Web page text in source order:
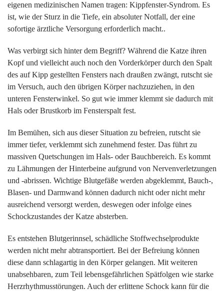
eigenen medizinischen Namen tragen: Kippfenster-Syndrom. Es
ist, wie der Sturz in die Tiefe, ein absoluter Notfall, der eine
sofortige ärztliche Versorgung erforderlich macht..
Was verbirgt sich hinter dem Begriff? Während die Katze ihren
Kopf und vielleicht auch noch den Vorderkörper durch den Spalt
des auf Kipp gestellten Fensters nach draußen zwängt, rutscht sie
im Versuch, auch den übrigen Körper nachzuziehen, in den
unteren Fensterwinkel. So gut wie immer klemmt sie dadurch mit
Hals oder Brustkorb im Fensterspalt fest.
Im Bemühen, sich aus dieser Situation zu befreien, rutscht sie
immer tiefer, verklemmt sich zunehmend fester. Das führt zu
massiven Quetschungen im Hals- oder Bauchbereich. Es kommt
zu Lähmungen der Hinterbeine aufgrund von Nervenverletzungen
und -abrissen. Wichtige Blutgefäße werden abgeklemmt, Bauch-,
Blasen- und Darmwand können dadurch nicht oder nicht mehr
ausreichend versorgt werden, deswegen oder infolge eines
Schockzustandes der Katze absterben.
Es entstehen Blutgerinnsel, schädliche Stoffwechselprodukte
werden nicht mehr abtransportiert. Bei der Befreiung können
diese dann schlagartig in den Körper gelangen. Mit weiteren
unabsehbaren, zum Teil lebensgefährlichen Spätfolgen wie starke
Herzrhythmusstörungen. Auch der erlittene Schock kann für die